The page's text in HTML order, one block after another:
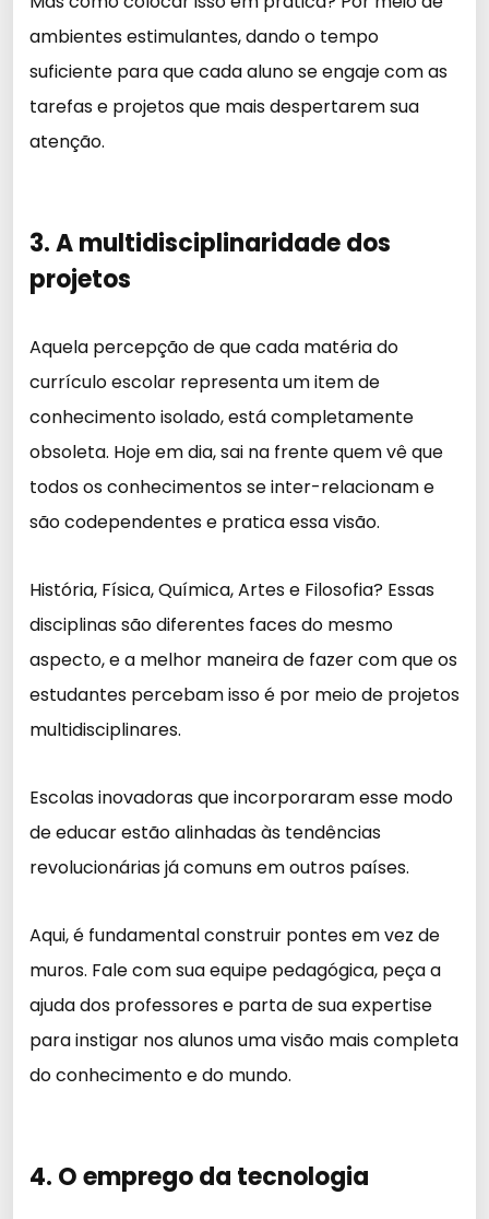
ambientes estimulantes, dando o tempo
suficiente para que cada aluno se engaje com as
tarefas e projetos que mais despertarem sua
atenção.
3. A multidisciplinaridade dos
projetos
Aquela percepção de que cada matéria do
currículo escolar representa um item de
conhecimento isolado, está completamente
obsoleta. Hoje em dia, sai na frente quem vê que
todos os conhecimentos se inter-relacionam e
são codependentes e pratica essa visão.
História, Física, Química, Artes e Filosofia? Essas
disciplinas são diferentes faces do mesmo
aspecto, e a melhor maneira de fazer com que os
estudantes percebam isso é por meio de projetos
multidisciplinares.
Escolas inovadoras que incorporaram esse modo
de educar estão alinhadas às tendências
revolucionárias já comuns em outros países.
Aqui, é fundamental construir pontes em vez de
muros. Fale com sua equipe pedagógica, peça a
ajuda dos professores e parta de sua expertise
para instigar nos alunos uma visão mais completa
do conhecimento e do mundo.
4. O emprego da tecnologia